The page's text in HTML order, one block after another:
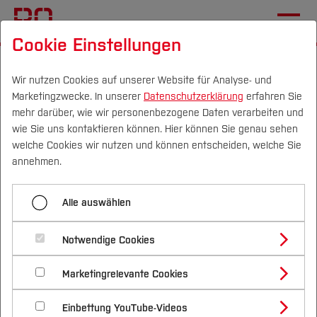
Campus Personen DE|EN Quicklinks
Studium
Studienangebote
Bachelorstudiengänge
Masterstudiengänge
Vor dem Studium
Bewerben & Einschreiben
Bewerbungsportal
Im Studium
Studienbüros und Prüfungen
Nach dem Studium
Forschung & Transfer
Profil
Forschungs- und Transferprofil
Schwerpunkte (FuT)
Beratung & Förderung
Nachhaltigkeit
Nachhaltigkeit studieren
International
Verbessert das Ergänzen
von Bewegung zur
Osteoporosetherapie bei
Patient*innen mit erhöhtem
Frakturrisiko die
Knochendichte und
reduziert es das
Frakturrisiko?
Cookie Einstellungen
Wir nutzen Cookies auf unserer Website für Analyse- und
Marketingzwecke. In unserer Datenschutzerklärung erfahren Sie
mehr darüber, wie wir personenbezogene Daten verarbeiten und
wie Sie uns kontaktieren können. Hier können Sie genau sehen
welche Cookies wir nutzen und können entscheiden, welche Sie
annehmen.
Alle auswählen
Notwendige Cookies
Marketingrelevante Cookies
Einbettung YouTube-Videos